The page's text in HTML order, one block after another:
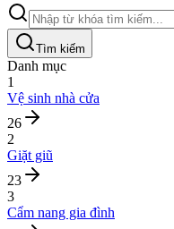
Tìm kiếm
Danh mục
1
Vệ sinh nhà cửa
26
2
Giặt giũ
23
3
Cẩm nang gia đình